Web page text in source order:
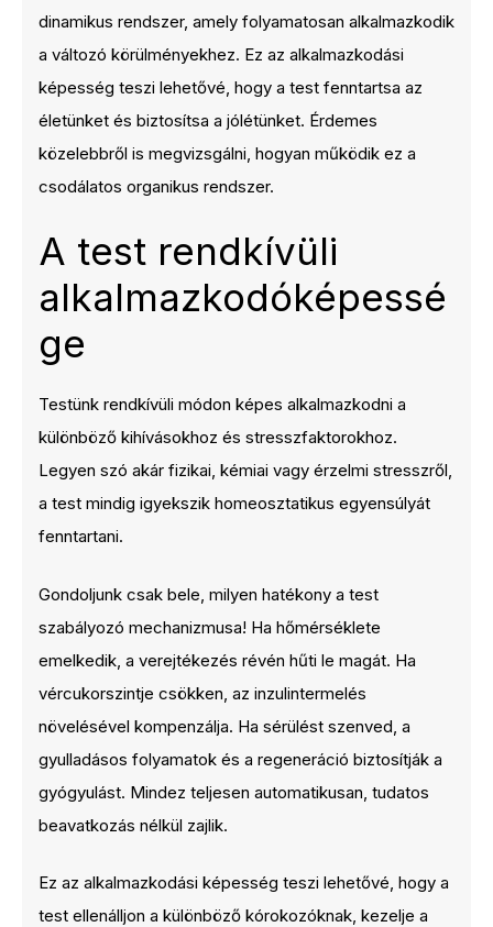
dinamikus rendszer, amely folyamatosan alkalmazkodik
a változó körülményekhez. Ez az alkalmazkodási
képesség teszi lehetővé, hogy a test fenntartsa az
életünket és biztosítsa a jólétünket. Érdemes
közelebbről is megvizsgálni, hogyan működik ez a
csodálatos organikus rendszer.
A test rendkívüli
alkalmazkodóképessé
ge
Testünk rendkívüli módon képes alkalmazkodni a
különböző kihívásokhoz és stresszfaktorokhoz.
Legyen szó akár fizikai, kémiai vagy érzelmi stresszről,
a test mindig igyekszik homeosztatikus egyensúlyát
fenntartani.
Gondoljunk csak bele, milyen hatékony a test
szabályozó mechanizmusa! Ha hőmérséklete
emelkedik, a verejtékezés révén hűti le magát. Ha
vércukorszintje csökken, az inzulintermelés
növelésével kompenzálja. Ha sérülést szenved, a
gyulladásos folyamatok és a regeneráció biztosítják a
gyógyulást. Mindez teljesen automatikusan, tudatos
beavatkozás nélkül zajlik.
Ez az alkalmazkodási képesség teszi lehetővé, hogy a
test ellenálljon a különböző kórokozóknak, kezelje a